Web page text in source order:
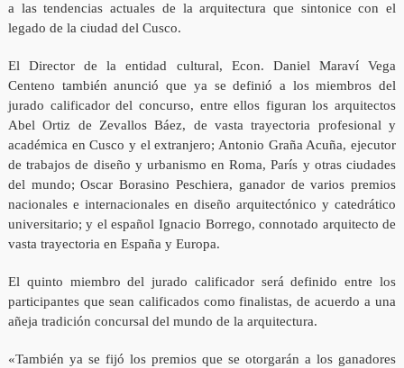
a las tendencias actuales de la arquitectura que sintonice con el
legado de la ciudad del Cusco.
El Director de la entidad cultural, Econ. Daniel Maraví Vega
Centeno también anunció que ya se definió a los miembros del
jurado calificador del concurso, entre ellos figuran los arquitectos
Abel Ortiz de Zevallos Báez, de vasta trayectoria profesional y
académica en Cusco y el extranjero; Antonio Graña Acuña, ejecutor
de trabajos de diseño y urbanismo en Roma, París y otras ciudades
del mundo; Oscar Borasino Peschiera, ganador de varios premios
nacionales e internacionales en diseño arquitectónico y catedrático
universitario; y el español Ignacio Borrego, connotado arquitecto de
vasta trayectoria en España y Europa.
El quinto miembro del jurado calificador será definido entre los
participantes que sean calificados como finalistas, de acuerdo a una
añeja tradición concursal del mundo de la arquitectura.
«También ya se fijó los premios que se otorgarán a los ganadores